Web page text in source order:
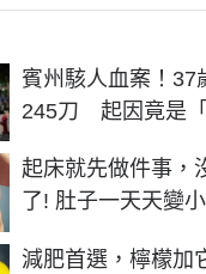
賓州駭人血案！37
245刀 起因竟是「
起床就先做件事，
了! 肚子一天天變小
減肥首選，檸檬加